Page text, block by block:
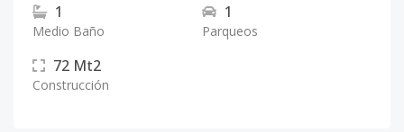
1
Medio Baño
1
Parqueos
72 Mt2
Construcción